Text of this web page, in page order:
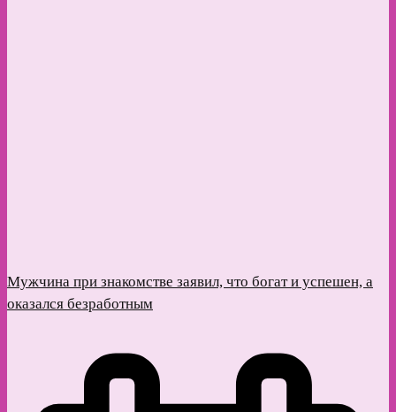
Мужчина при знакомстве заявил, что богат и успешен, а
оказался безработным